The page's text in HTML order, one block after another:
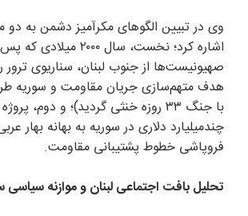
وی در تبیین الگوهای مکرآمیز دشمن به دو
اشاره کرد؛ نخست، سال
صهیونیست‌ها از جنوب لبنان، سناریوی ترور
هدف متهم‌سازی جریان مقاومت و سوریه
با جنگ ۳۳ روزه خنثی گردید)؛ و دوم،
چندمیلیارد دلاری در سوریه به بهانه بهار
فروپاشی خطوط پشتیبانی مقاومت.
تحلیل بافت اجتماعی لبنان و موازنه